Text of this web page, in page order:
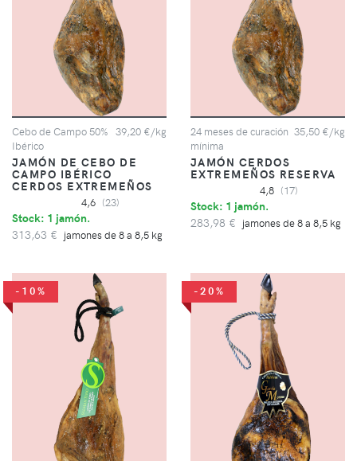
Cebo de Campo 50%
Ibérico
39,20 €/kg
JAMÓN DE CEBO DE
CAMPO IBÉRICO
CERDOS EXTREMEÑOS
4,6 (23)
Stock: 1 jamón.
313,63 € jamones de 8 a 8,5 kg
24 meses de curación
mínima
35,50 €/kg
JAMÓN CERDOS
EXTREMEÑOS RESERVA
4,8 (17)
Stock: 1 jamón.
283,98 € jamones de 8 a 8,5 kg
-10% -20%